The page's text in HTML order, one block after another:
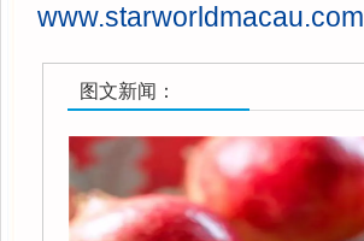
www.starworldmacau.com
图文新闻：